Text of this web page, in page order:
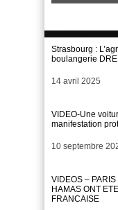
Strasbourg :
boulangerie
Date
14 avril 2025
VIDEO-Une
manifestation
Date
10 septembre
VIDEOS –
HAMAS ONT
FRANCAISE